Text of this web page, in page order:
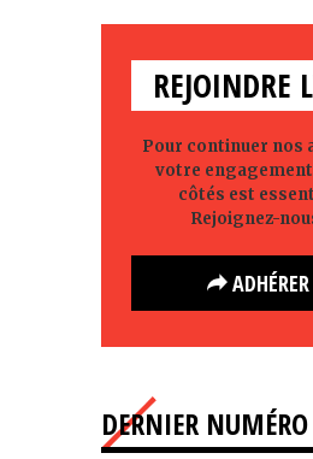
REJOINDRE
Pour continuer nos
votre engagement
côtés est
Rejoignez-
ADHÉRER
DERNIER NUMÉRO